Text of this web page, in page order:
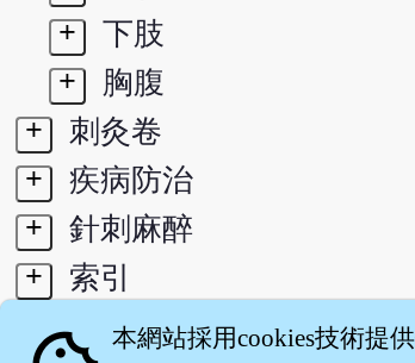
+
下肢
+
胸腹
+
刺灸卷
+
疾病防治
+
針刺麻醉
+
索引
本網站採用cookies技術提